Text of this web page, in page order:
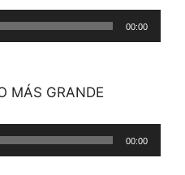
00:00
MÁS GRANDE
00:00